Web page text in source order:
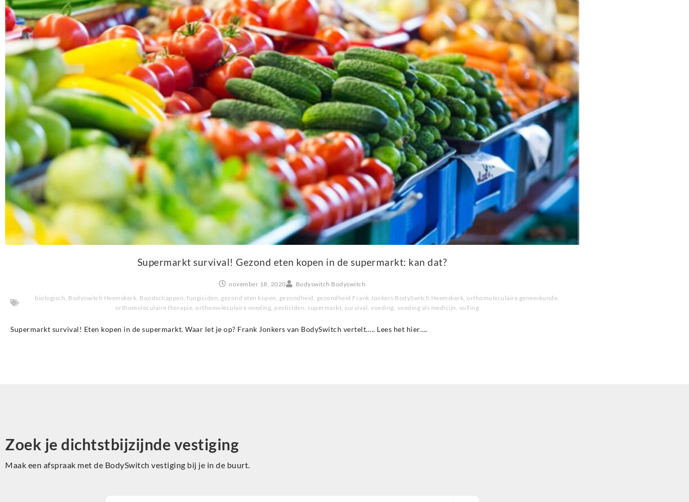
Supermarkt survival! Gezond eten kopen in de supermarkt: kan dat?
november 18, 2020
Bodyswitch Bodyswitch
biologisch Bodyswitch Heemskerk Boodschappen ,fungiciden gezond eten kopen gezondheid gezondheid Frank Jonkers BodySwitch Heemskerk ,orthomoleculaire geneeskunde
orthomoleculaire therapie ,orthomoleculaire voeding pesticiden ,supermarkt ,survival ,voeding voeding als medicijn vulling
Supermarkt survival! Eten kopen in de supermarkt. Waar let je op? Frank Jonkers van BodySwitch vertelt….. Lees het hier….
Zoek je dichtstbijzijnde vestiging
Maak een afspraak met de BodySwitch vestiging bij je in de buurt.